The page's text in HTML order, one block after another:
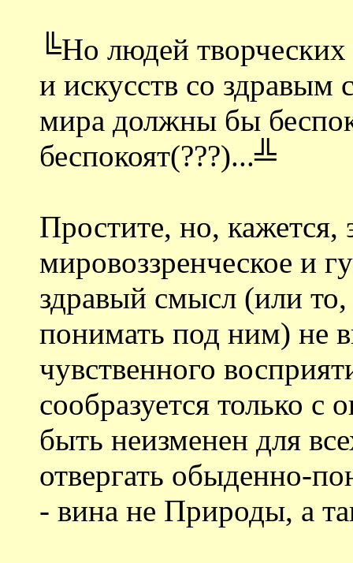
╚Но людей
и искусств со
мира должны бы
беспокоят(???)...╩
Простите, но, кажется,
мировоззренческое и
здравый смысл (или то,
понимать под ним) не
чувственного
сообразуется только
быть неизменен для
отвергать обыденно-
- вина не Природы, а